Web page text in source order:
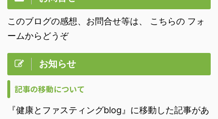
このブログの感想、お問合せ等は、 こちらの フォ
ームからどうぞ
お知らせ
記事の移動について
『健康とファスティングblog』に移動した記事があ